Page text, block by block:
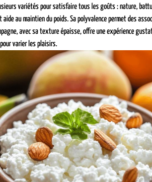
variétés pour satisfaire tous les goûts : nature,
au maintien du poids. Sa polyvalence permet des
avec sa texture épaisse, offre une expérience
varier les plaisirs.